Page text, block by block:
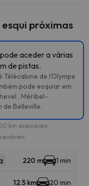
próximas
aceder a várias
de pistas.
de l'Olympe
pode esquiar em
, Méribel-
Belleville.
km esquiáveis
220 m 1 min
12.5 km 20 min